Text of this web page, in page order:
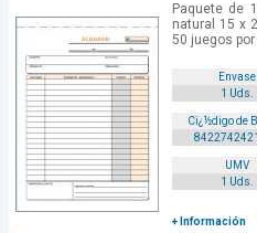
Paquete de
natural 15 x
50 juegos
Envase
1 Uds.
Cï¿½digo de
UMV
1 Uds.
+ Información